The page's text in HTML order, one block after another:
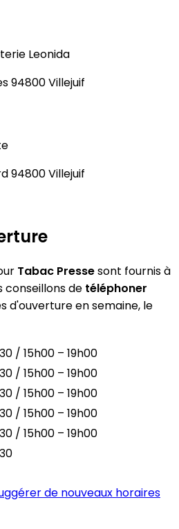
Leonida
94800 Villejuif
94800 Villejuif
Tabac Pressesont fournis à
conseillons de téléphoner
d'ouverture en semaine, le
/ 15h00 – 19h00
/ 15h00 – 19h00
/ 15h00 – 19h00
/ 15h00 – 19h00
/ 15h00 – 19h00
de nouveaux horaires